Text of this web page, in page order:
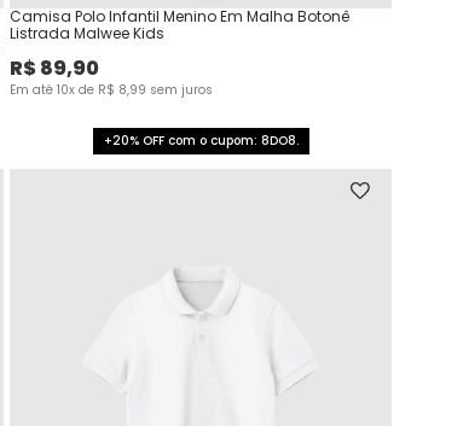
Camisa Polo Infantil Menino Em Malha Botonê
Listrada Malwee Kids
R$89,90
Em até10x de R$ 8,99 sem juros
+20% OFF com o cupom: 8DO8.